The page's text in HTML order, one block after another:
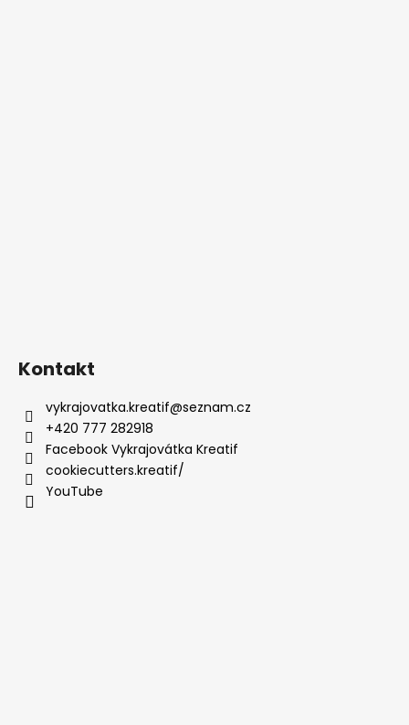
Kontakt
vykrajovatka.kreatif@seznam.cz
+420 777 282918
Facebook Vykrajovátka Kreatif
cookiecutters.kreatif/
YouTube